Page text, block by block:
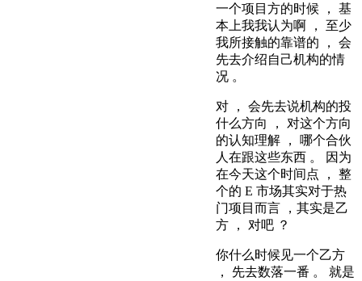
一个项目方的时候 ， 基
本上我我认为啊 ， 至少
我所接触的靠谱的 ， 会
先去介绍自己机构的情
况 。
对 ， 会先去说机构的投
什么方向 ， 对这个方向
的认知理解 ， 哪个合伙
人在跟这些东西 。 因为
在今天这个时间点 ， 整
个的 E 市场其实对于热
门项目而言 ，其实是乙
方 ， 对吧 ？
你什么时候见一个乙方
， 先去数落一番 。 就是